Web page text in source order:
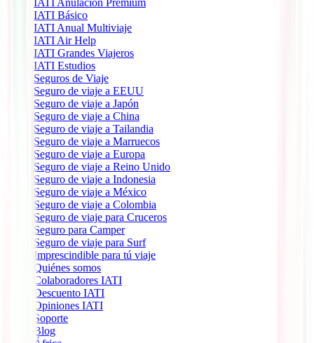
IATI Básico
IATI Anual Multiviaje
IATI Air Help
IATI Grandes Viajeros
IATI Estudios
Seguros de Viaje
Seguro de viaje a EEUU
Seguro de viaje a Japón
Seguro de viaje a China
Seguro de viaje a Tailandia
Seguro de viaje a Marruecos
Seguro de viaje a Europa
Seguro de viaje a Reino Unido
Seguro de viaje a Indonesia
Seguro de viaje a México
Seguro de viaje a Colombia
Seguro de viaje para Cruceros
Seguro para Camper
Seguro de viaje para Surf
Imprescindible para tú viaje
Quiénes somos
Colaboradores IATI
Descuento IATI
Opiniones IATI
Soporte
Blog